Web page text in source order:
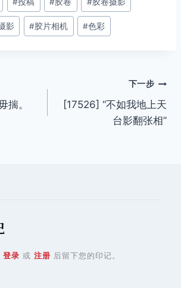
影 #胶片相机 #色彩
揣。
下一步
[17526] “不如我地上天
台影翻张相”
登录 或 注册 后留下您的印记。